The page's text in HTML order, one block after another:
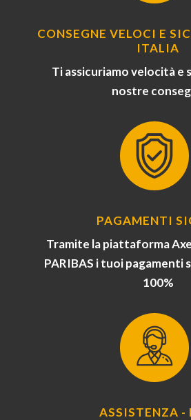
CONSEGNE VELOCI E
ITALIA
Ti assicuriamo velocità e
nostre
PAGAMENTI
Tramite la piattaforma
PARIBAS i tuoi pagamenti
100%
ASSISTENZA -